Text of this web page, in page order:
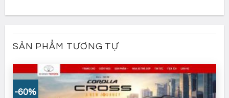
SẢN PHẨM TƯƠNG TỰ
-60%